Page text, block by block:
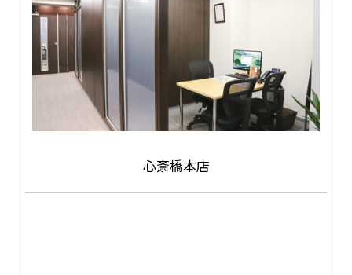
心斎橋本店